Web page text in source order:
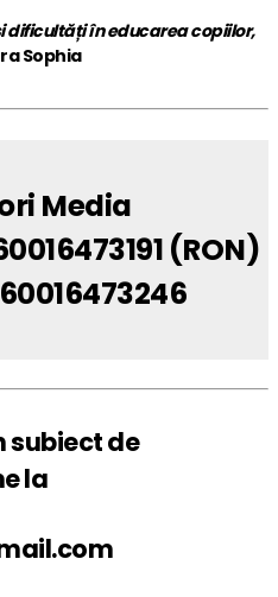
dificultăți în educarea copiilor,
Sophia
Media
(RON)
subiect de
la